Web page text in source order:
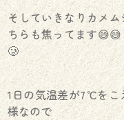
そしていきなりカメ
ちらも焦ってます😅😅
🥲
1日の気温差が7℃をこ
様なので